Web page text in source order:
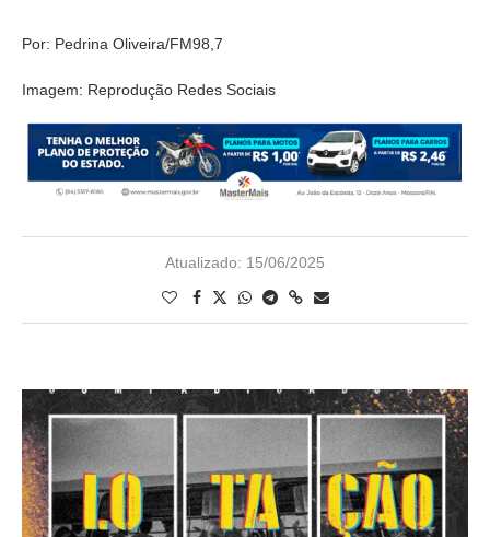
Por: Pedrina Oliveira/FM98,7
Imagem: Reprodução Redes Sociais
Atualizado: 15/06/2025